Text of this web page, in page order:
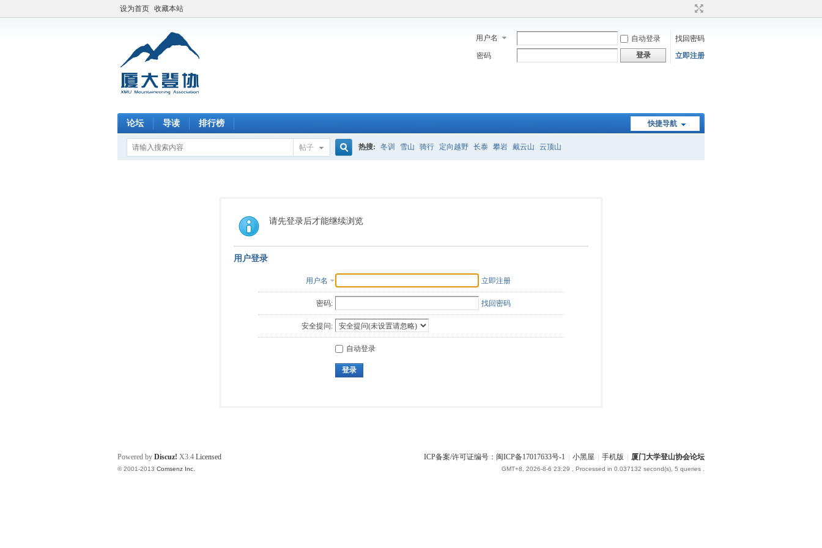
设为首页 收藏本站
用户名 自动登录
找回密码
密码
登录 立即注册
快捷导航
论坛 导读 排行榜
帖子
索
热搜: 冬训 雪山 骑行 定向越野 长泰 攀岩 戴云山 云顶山
请先登录后才能继续浏览
用户登录
用户名 立即注册
密码: 找回密码
安全提问:
自动登录
登录
ICP备案/许可证编号：闽ICP备17017633号-1 小黑屋 手机版 厦门大学登山协会论坛
GMT+8, 2026-8-6 23:29 , Processed in 0.037132 second(s), 5 queries .
Powered by Discuz! X3.4 Licensed
© 2001-2013 Comsenz Inc.